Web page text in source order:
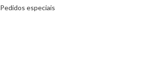
Pedidos especiais